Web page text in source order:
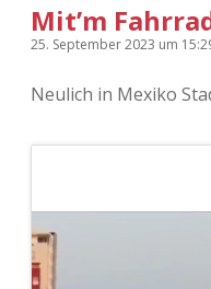
Mit’m
25. September 2023 um
Neulich in Mexiko